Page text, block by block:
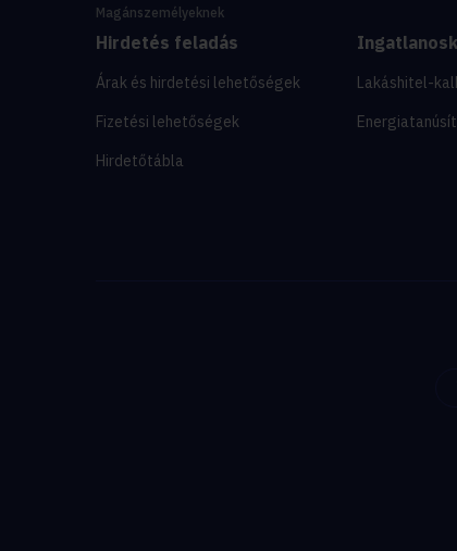
Magánszemélyeknek
Hirdetés feladás
Árak és hirdetési lehetőségek
Fizetési lehetőségek
Hirdetőtábla
Lakáshitel-